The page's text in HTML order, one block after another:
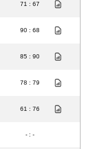
71 : 67
90 : 68
85 : 90
78 : 79
61 : 76
- : -